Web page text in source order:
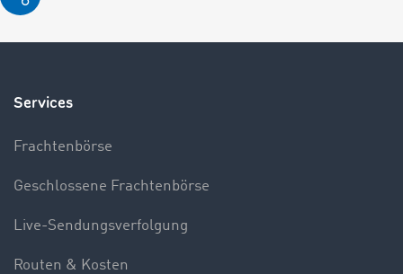
Services
Frachtenbörse
Geschlossene Frachtenbörse
Live-Sendungsverfolgung
Routen & Kosten